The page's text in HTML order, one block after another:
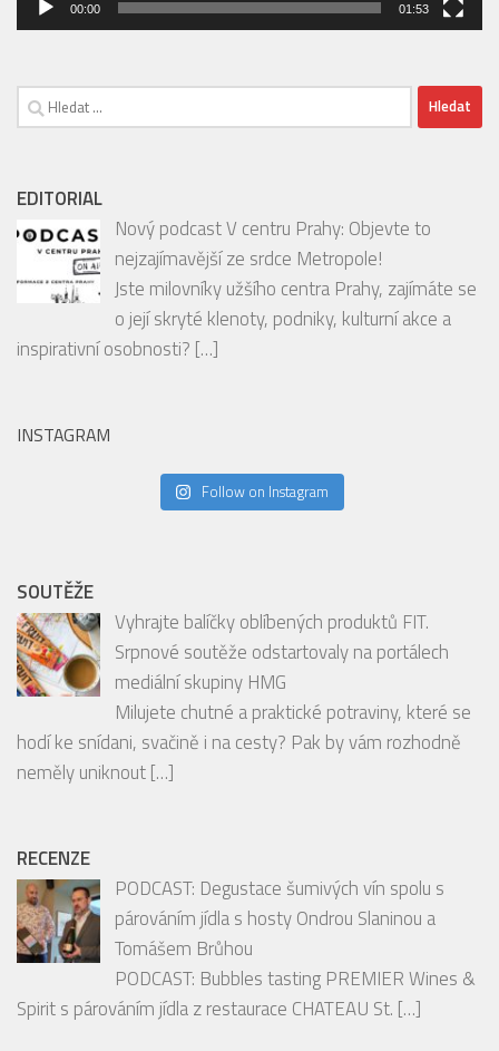
00:00 01:53
Vyhledávání
EDITORIAL
Nový podcast V centru Prahy: Objevte to
nejzajímavější ze srdce Metropole!
Jste milovníky užšího centra Prahy, zajímáte se
o její skryté klenoty, podniky, kulturní akce a
inspirativní osobnosti? […]
INSTAGRAM
Follow on Instagram
SOUTĚŽE
Vyhrajte balíčky oblíbených produktů FIT.
Srpnové soutěže odstartovaly na portálech
mediální skupiny HMG
Milujete chutné a praktické potraviny, které se
hodí ke snídani, svačině i na cesty? Pak by vám rozhodně
neměly uniknout[…]
RECENZE
PODCAST: Degustace šumivých vín spolu s
párováním jídla s hosty Ondrou Slaninou a
Tomášem Brůhou
PODCAST: Bubbles tasting PREMIER Wines &
Spirit s párováním jídla z restaurace CHATEAU St. […]